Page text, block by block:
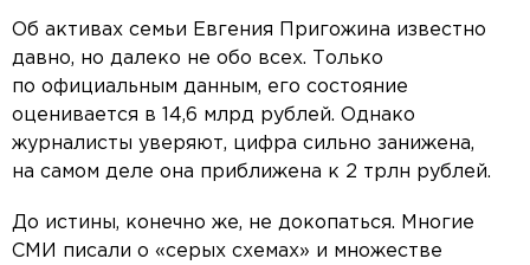
Об активах семьи Евгения Пригожина известно
давно, но далеко не обо всех. Только
по официальным данным, его состояние
оценивается в 14,6 млрд рублей. Однако
журналисты уверяют, цифра сильно занижена,
на самом деле она приближена к 2 трлн рублей.
До истины, конечно же, не докопаться. Многие
СМИ писали о «серых схемах» и множестве